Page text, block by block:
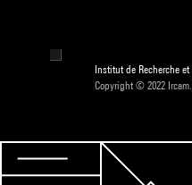
Institut de Recherche
Copyright © 2022